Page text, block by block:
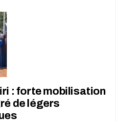
: forte mobilisation
de légers